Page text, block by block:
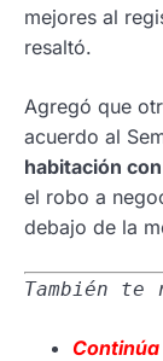
mejores al
resaltó.
Agregó que
acuerdo al
habitación
el robo a
debajo de la
También te